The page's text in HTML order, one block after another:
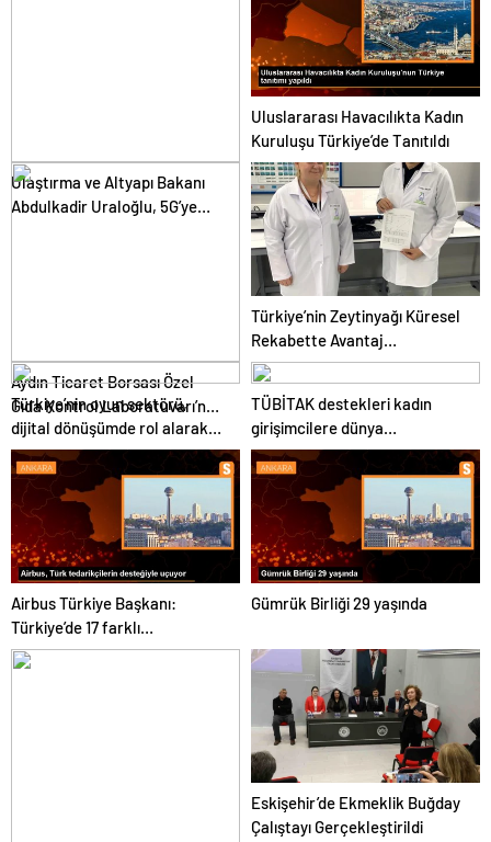
Ulaştırma ve Altyapı Bakanı
Abdulkadir Uraloğlu, 5G’ye
Uluslararası Havacılıkta Kadın
Kuruluşu Türkiye’de Tanıtıldı
Aydın Ticaret Borsası Özel
Gıda Kontrol Laboratuvarı’nda
1 Yılda 4 Bin 180 Zeytinyağı
Analizi Gerçekleştirildi
Türkiye’nin Zeytinyağı Küresel
Rekabette Avantaj
Sağlayabilir
Türkiye’nin oyun sektörü,
dijital dönüşümde rol alarak
istihdamı artırdı
TÜBİTAK destekleri kadın
girişimcilere dünya
pazarlarının kapılarını açıyor
Airbus Türkiye Başkanı:
Türkiye’de 17 farklı
tedarikçimiz bulunuyor
Gümrük Birliği 29 yaşında
Eskişehir’de Ekmeklik Buğday
Çalıştayı Gerçekleştirildi